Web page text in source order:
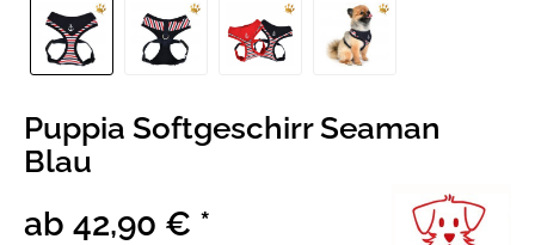
Puppia Softgeschirr Seaman
Blau
ab 42,90 € *